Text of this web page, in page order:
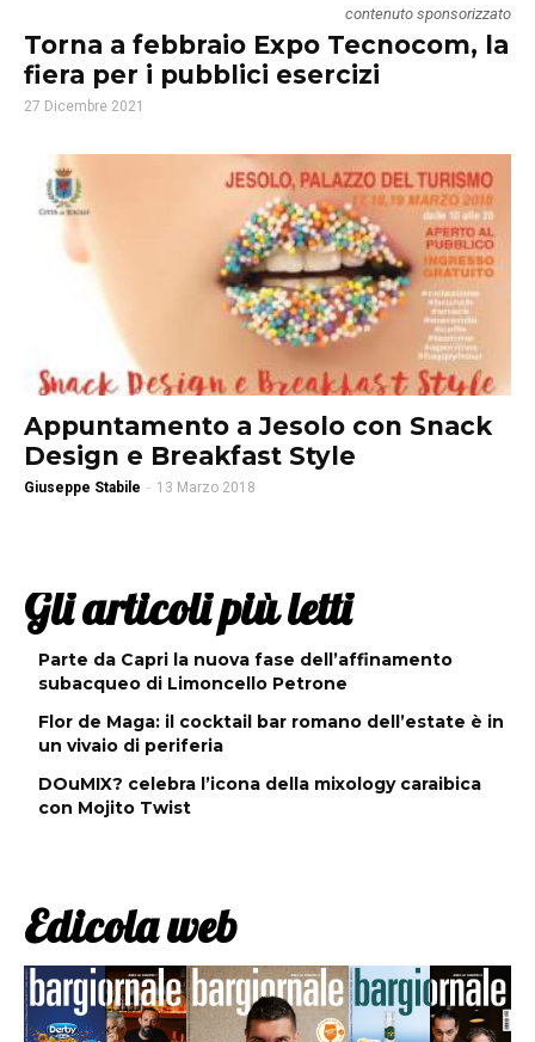
contenuto sponsorizzato
Torna a febbraio Expo Tecnocom, la
fiera per i pubblici esercizi
27 Dicembre 2021
Appuntamento a Jesolo con Snack
Design e Breakfast Style
Giuseppe Stabile - 13 Marzo 2018
Gli articoli più letti
Parte da Capri la nuova fase dell’affinamento
subacqueo di Limoncello Petrone
Flor de Maga: il cocktail bar romano dell’estate è in
un vivaio di periferia
DOuMIX? celebra l’icona della mixology caraibica
con Mojito Twist
Edicola web